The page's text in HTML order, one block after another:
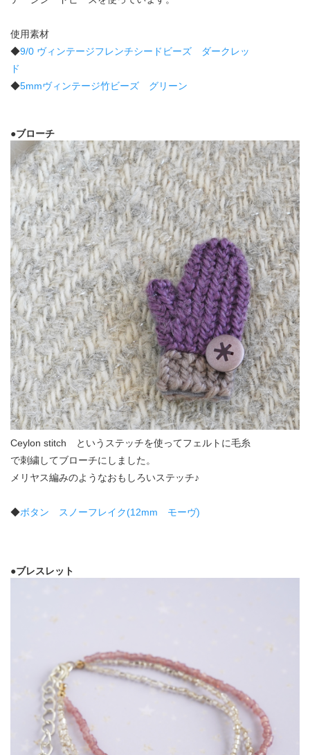
使用素材
◆9/0 ヴィンテージフレンチシードビーズ ダークレッ
ド
◆5mmヴィンテージ竹ビーズ グリーン
●ブローチ
Ceylon stitch というステッチを使ってフェルトに毛糸
で刺繍してブローチにしました。
メリヤス編みのようなおもしろいステッチ♪
◆ボタン スノーフレイク(12mm モーヴ)
●ブレスレット